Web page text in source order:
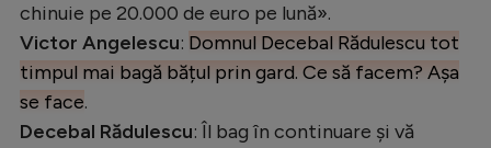
chinuie pe 20.000 de euro pe lună».
Victor Angelescu: Domnul Decebal Rădulescu tot
timpul mai bagă bățul prin gard. Ce să facem? Așa
se face.
Decebal Rădulescu: Îl bag în continuare și vă